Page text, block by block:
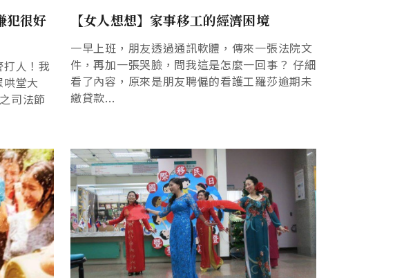
犯很好
人！我
堂大
司法節
【女人想想】家事移工的經濟困境
一早上班，朋友透過通訊軟體，傳來一張法院文
件，再加一張哭臉，問我這是怎麼一回事？ 仔細
看了內容，原來是朋友聘僱的看護工羅莎逾期未
繳貸款...